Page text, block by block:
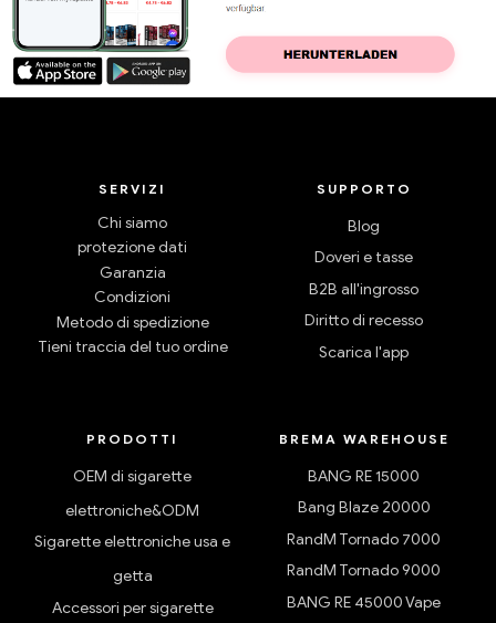
SERVIZI
Chi siamo
protezione dati
Garanzia
Condizioni
Metodo di spedizione
Tieni traccia del tuo ordine
SUPPORTO
Blog
Doveri e tasse
B2B all'ingrosso
Diritto di recesso
Scarica l'app
PRODOTTI
OEM di sigarette
elettroniche&ODM
Sigarette elettroniche usa e
getta
Accessori per sigarette
BREMA WAREHOUSE
BANG RE 15000
Bang Blaze 20000
RandM Tornado 7000
RandM Tornado 9000
BANG RE 45000 Vape